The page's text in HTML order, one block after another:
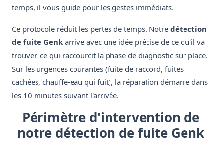
temps, il vous guide pour les gestes immédiats.
Ce protocole réduit les pertes de temps. Notre détection
de fuite Genk arrive avec une idée précise de ce qu'il va
trouver, ce qui raccourcit la phase de diagnostic sur place.
Sur les urgences courantes (fuite de raccord, fuites
cachées, chauffe-eau qui fuit), la réparation démarre dans
les 10 minutes suivant l'arrivée.
Périmètre d'intervention de
notre détection de fuite Genk